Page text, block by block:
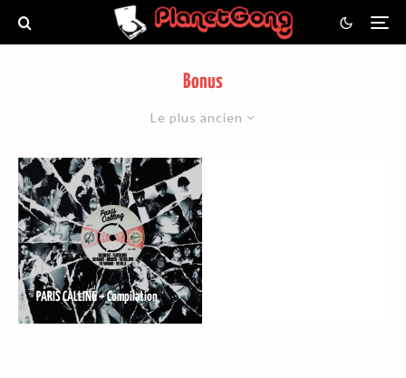
Bonus
Le plus ancien
PARIS CALLING – Compilation